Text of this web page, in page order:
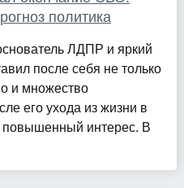
политика
ЛДПР и яркий
после себя не только
и множество
его ухода из жизни в
повышенный интерес. В